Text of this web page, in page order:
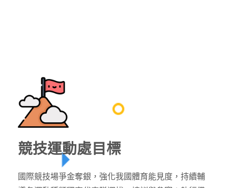
競技運動處目標
國際競技場爭金奪銀，強化我國體育能見度，持續輔